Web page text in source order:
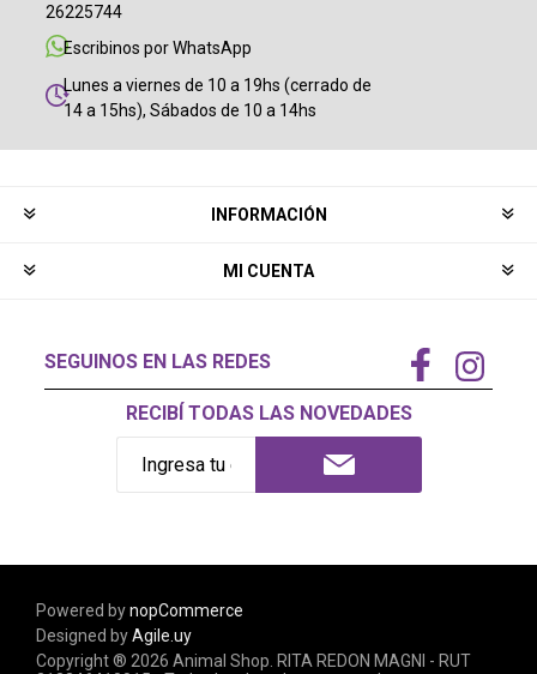
26225744
Escribinos por WhatsApp
Lunes a viernes de 10 a 19hs (cerrado de
14 a 15hs), Sábados de 10 a 14hs
INFORMACIÓN
MI CUENTA
SEGUINOS EN LAS REDES
RECIBÍ TODAS LAS NOVEDADES
Powered bynopCommerce
Designed byAgile.uy
Copyright ® 2026 Animal Shop. RITA REDON MAGNI - RUT